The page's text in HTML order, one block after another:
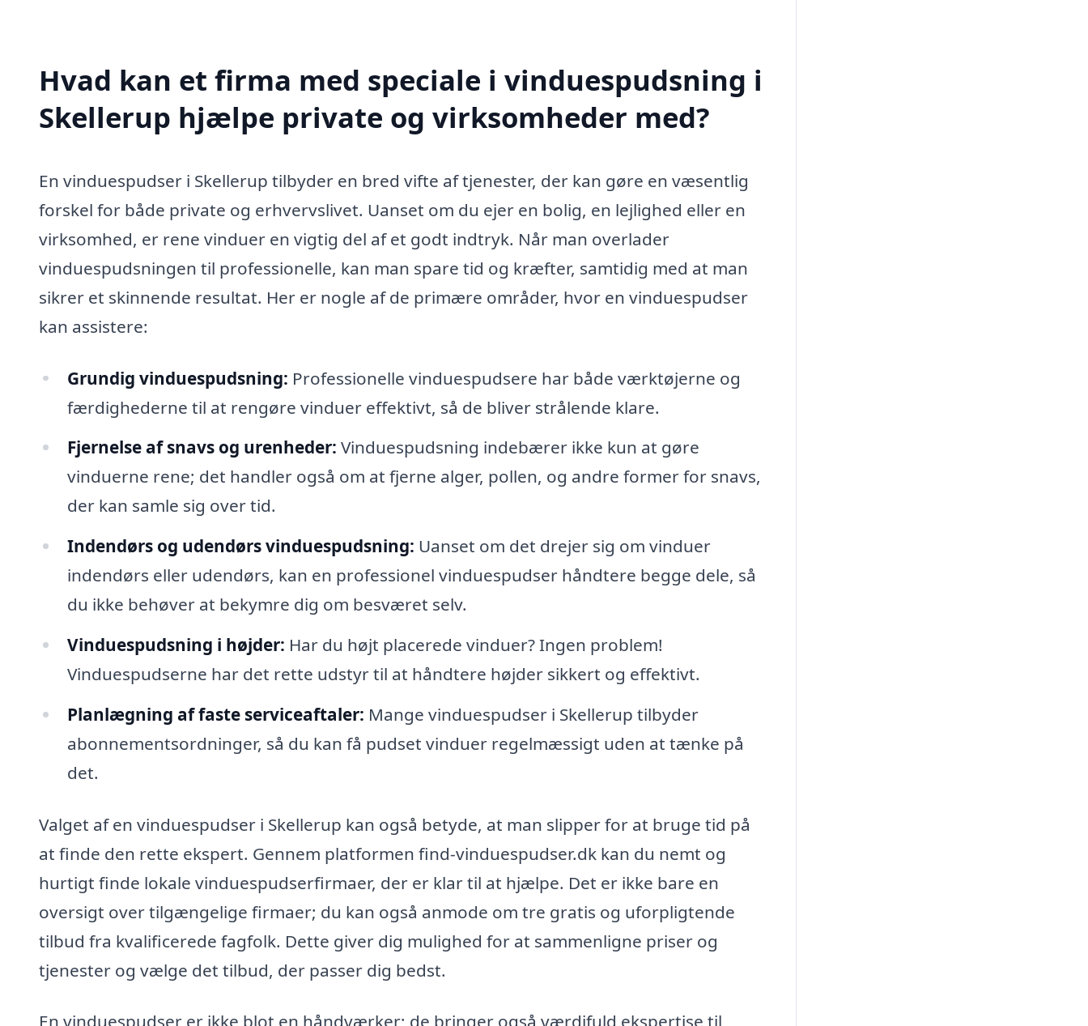
Hvad kan et firma med speciale i vinduespudsning i
Skellerup hjælpe private og virksomheder med?
En vinduespudser i Skellerup tilbyder en bred vifte af tjenester, der kan gøre en væsentlig
forskel for både private og erhvervslivet. Uanset om du ejer en bolig, en lejlighed eller en
virksomhed, er rene vinduer en vigtig del af et godt indtryk. Når man overlader
vinduespudsningen til professionelle, kan man spare tid og kræfter, samtidig med at man
sikrer et skinnende resultat. Her er nogle af de primære områder, hvor en vinduespudser
kan assistere:
Grundig vinduespudsning: Professionelle vinduespudsere har både værktøjerne og
færdighederne til at rengøre vinduer effektivt, så de bliver strålende klare.
Fjernelse af snavs og urenheder: Vinduespudsning indebærer ikke kun at gøre
vinduerne rene; det handler også om at fjerne alger, pollen, og andre former for snavs,
der kan samle sig over tid.
Indendørs og udendørs vinduespudsning: Uanset om det drejer sig om vinduer
indendørs eller udendørs, kan en professionel vinduespudser håndtere begge dele, så
du ikke behøver at bekymre dig om besværet selv.
Vinduespudsning i højder: Har du højt placerede vinduer? Ingen problem!
Vinduespudserne har det rette udstyr til at håndtere højder sikkert og effektivt.
Planlægning af faste serviceaftaler: Mange vinduespudser i Skellerup tilbyder
abonnementsordninger, så du kan få pudset vinduer regelmæssigt uden at tænke på
det.
Valget af en vinduespudser i Skellerup kan også betyde, at man slipper for at bruge tid på
at finde den rette ekspert. Gennem platformen find-vinduespudser.dk kan du nemt og
hurtigt finde lokale vinduespudserfirmaer, der er klar til at hjælpe. Det er ikke bare en
oversigt over tilgængelige firmaer; du kan også anmode om tre gratis og uforpligtende
tilbud fra kvalificerede fagfolk. Dette giver dig mulighed for at sammenligne priser og
tjenester og vælge det tilbud, der passer dig bedst.